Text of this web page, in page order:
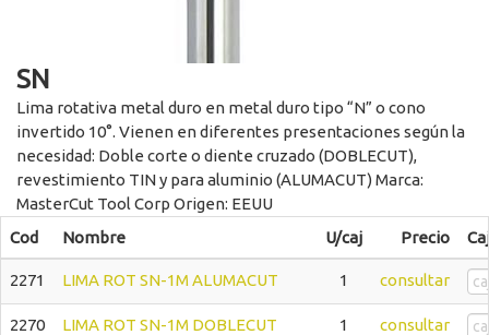
SN
Lima rotativa metal duro en metal duro tipo “N” o cono
invertido 10°. Vienen en diferentes presentaciones según la
necesidad: Doble corte o diente cruzado (DOBLECUT),
revestimiento TIN y para aluminio (ALUMACUT) Marca:
MasterCut Tool Corp Origen: EEUU
Cod
Nombre U/caj Precio
2271 LIMA ROT SN-1M ALUMACUT 1 consultar
2270 LIMA ROT SN-1M DOBLECUT 1 consultar